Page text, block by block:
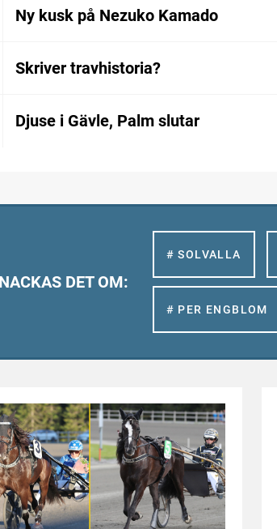
Ny kusk på Nezuko Kamado
Skriver travhistoria?
Djuse i Gävle, Palm slutar
DET OM:
# SOLVALLA
# PER ENGBLOM